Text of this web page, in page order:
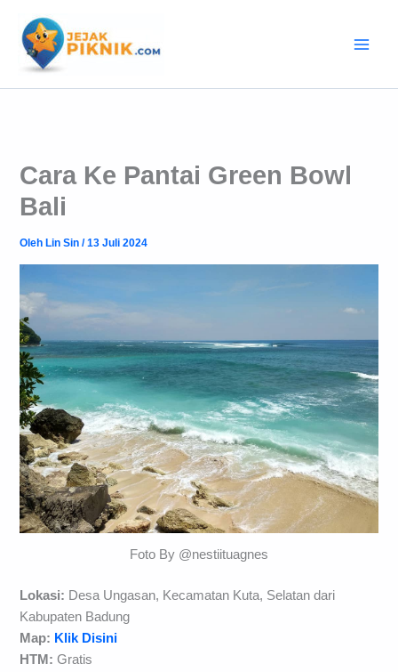
konten
Cara Ke Pantai Green Bowl
Bali
Oleh Lin Sin/13 Juli 2024
Foto By @nestiituagnes
Lokasi: Desa Ungasan, Kecamatan Kuta, Selatan dari
Kabupaten Badung
Map: Klik Disini
HTM: Gratis